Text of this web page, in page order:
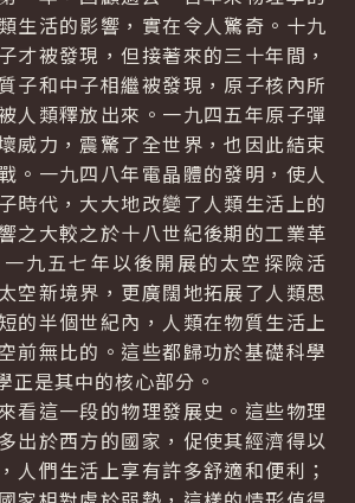
生活的影響，實在令人驚奇。十九
才被發現，但接著來的三十年間，
子和中子相繼被發現，原子核內所
人類釋放出來。一九四五年原子彈
威力，震驚了全世界，也因此結束
。一九四八年電晶體的發明，使人
時代，大大地改變了人類生活上的
之大較之於十八世紀後期的工業革
九五七年以後開展的太空探險活
空新境界，更廣闊地拓展了人類思
的半個世紀內，人類在物質生活上
前無比的。這些都歸功於基礎科學
正是其中的核心部分。
看這一段的物理發展史。這些物理
出於西方的國家，促使其經濟得以
人們生活上享有許多舒適和便利；